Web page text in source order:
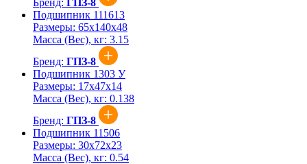
Подшипник 111613
Размеры: 65x140x48
Масса (Вес), кг: 3.15
Бренд: ГПЗ-8
Подшипник 1303 У
Размеры: 17x47x14
Масса (Вес), кг: 0.138
Бренд: ГПЗ-8
Подшипник 11506
Размеры: 30x72x23
Масса (Вес), кг: 0.54